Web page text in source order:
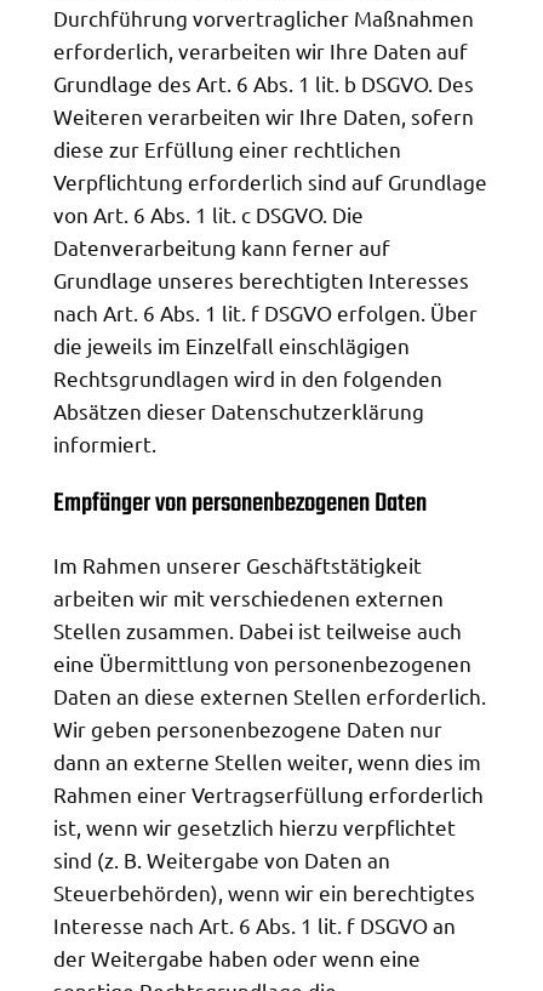
Durchführung vorvertraglicher Maßnahmen
erforderlich, verarbeiten wir Ihre Daten auf
Grundlage des Art. 6 Abs. 1 lit. b DSGVO. Des
Weiteren verarbeiten wir Ihre Daten, sofern
diese zur Erfüllung einer rechtlichen
Verpflichtung erforderlich sind auf Grundlage
von Art. 6 Abs. 1 lit. c DSGVO. Die
Datenverarbeitung kann ferner auf
Grundlage unseres berechtigten Interesses
nach Art. 6 Abs. 1 lit. f DSGVO erfolgen. Über
die jeweils im Einzelfall einschlägigen
Rechtsgrundlagen wird in den folgenden
Absätzen dieser Datenschutzerklärung
informiert.
Empfänger von personenbezogenen Daten
Im Rahmen unserer Geschäftstätigkeit
arbeiten wir mit verschiedenen externen
Stellen zusammen. Dabei ist teilweise auch
eine Übermittlung von personenbezogenen
Daten an diese externen Stellen erforderlich.
Wir geben personenbezogene Daten nur
dann an externe Stellen weiter, wenn dies im
Rahmen einer Vertragserfüllung erforderlich
ist, wenn wir gesetzlich hierzu verpflichtet
sind (z. B. Weitergabe von Daten an
Steuerbehörden), wenn wir ein berechtigtes
Interesse nach Art. 6 Abs. 1 lit. f DSGVO an
der Weitergabe haben oder wenn eine